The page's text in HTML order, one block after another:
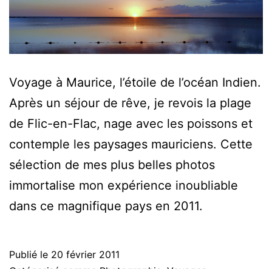
Voyage à Maurice, l’étoile de l’océan Indien.
Après un séjour de rêve, je revois la plage
de Flic-en-Flac, nage avec les poissons et
contemple les paysages mauriciens. Cette
sélection de mes plus belles photos
immortalise mon expérience inoubliable
dans ce magnifique pays en 2011.
Publié le 20 février 2011